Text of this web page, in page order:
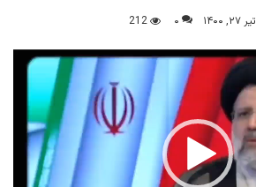
تیر ۲۷, ۱۴۰۰ ۰ 212